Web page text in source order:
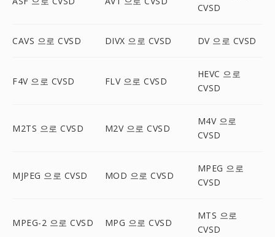
CVSD
CAVS 으로 CVSD DIVX 으로 CVSD DV 으로 CVSD
F4V 으로 CVSD FLV 으로 CVSD
HEVC 으로
CVSD
M2TS 으로 CVSD M2V 으로 CVSD
M4V 으로
CVSD
MJPEG 으로 CVSD MOD 으로 CVSD
MPEG 으로
CVSD
MPEG-2 으로 CVSD MPG 으로 CVSD
MTS 으로
CVSD